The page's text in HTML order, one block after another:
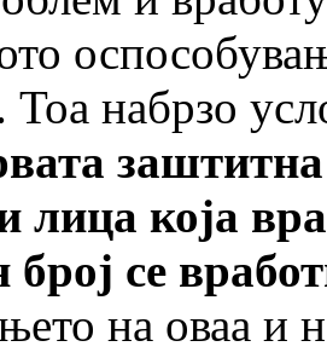
набрзо
лица која
број се
на оваа и